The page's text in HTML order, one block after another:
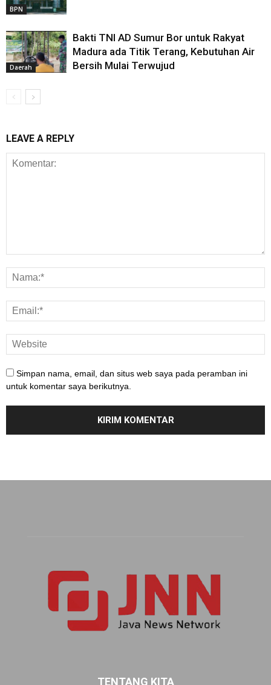
BPN
Daerah
Bakti TNI AD Sumur Bor untuk Rakyat
Madura ada Titik Terang, Kebutuhan Air
Bersih Mulai Terwujud
LEAVE A REPLY
Simpan nama, email, dan situs web saya pada peramban ini
untuk komentar saya berikutnya.
TENTANG KITA